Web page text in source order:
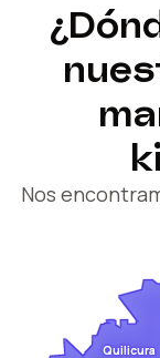
Quilicura
Nos